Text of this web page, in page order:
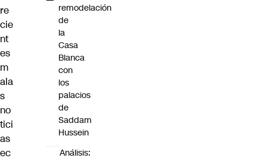
re
cie
nt
es
m
ala
s
no
tici
as
ec
remodelación
de
la
Casa
Blanca
con
los
palacios
de
Saddam
Hussein
Análisis: